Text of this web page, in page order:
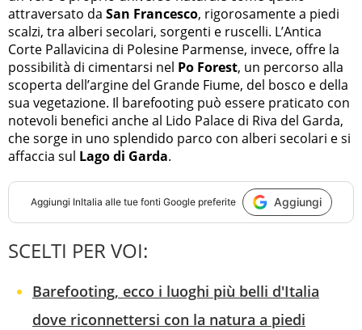
attraversato da San Francesco, rigorosamente a piedi
scalzi, tra alberi secolari, sorgenti e ruscelli. L’Antica
Corte Pallavicina di Polesine Parmense, invece, offre la
possibilità di cimentarsi nel Po Forest, un percorso alla
scoperta dell’argine del Grande Fiume, del bosco e della
sua vegetazione. Il barefooting può essere praticato con
notevoli benefici anche al Lido Palace di Riva del Garda,
che sorge in uno splendido parco con alberi secolari e si
affaccia sul Lago di Garda.
Aggiungi InItalia alle tue fonti Google preferite Aggiungi
SCELTI PER VOI:
Barefooting, ecco i luoghi più belli d'Italia
dove riconnettersi con la natura a piedi